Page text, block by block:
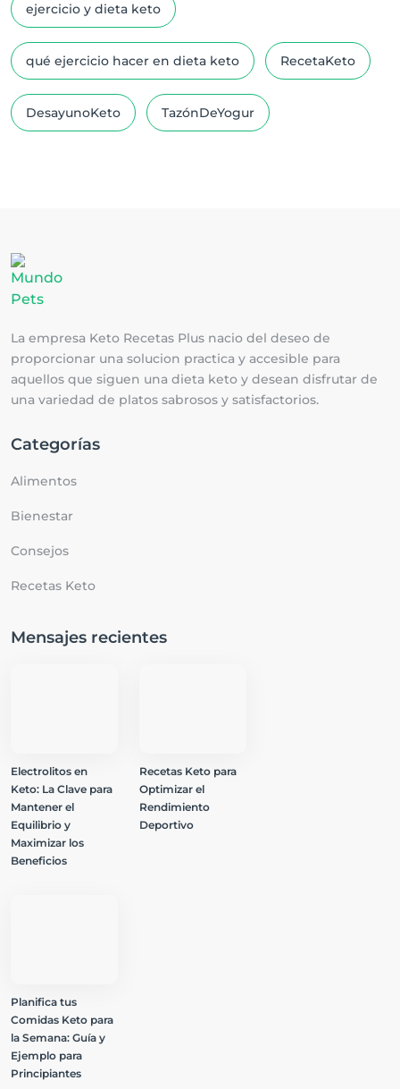
ejercicio y dieta keto
qué ejercicio hacer en dieta keto RecetaKeto
DesayunoKeto TazónDeYogur
La empresa Keto Recetas Plus nacio del deseo de
proporcionar una solucion practica y accesible para
aquellos que siguen una dieta keto y desean disfrutar de
una variedad de platos sabrosos y satisfactorios.
Categorías
Alimentos
Bienestar
Consejos
Recetas Keto
Mensajes recientes
Electrolitos en
Keto: La Clave para
Mantener el
Equilibrio y
Maximizar los
Beneficios
Recetas Keto para
Optimizar el
Rendimiento
Deportivo
Planifica tus
Comidas Keto para
la Semana: Guía y
Ejemplo para
Principiantes